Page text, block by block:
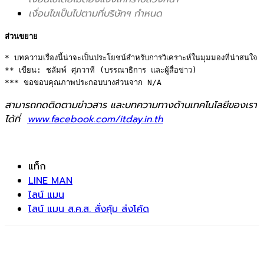
เงื่อนไขเป็นไปตามที่บริษัทฯ กำหนด
ส่วนขยาย
* บทความเรื่องนี้น่าจะเป็นประโยชน์สำหรับการวิเคราะห์ในมุมมองที่น่าสนใจ
** เขียน: ชลัมพ์ ศุภวาที (บรรณาธิการ และผู้สื่อข่าว)
*** ขอขอบคุณภาพประกอบบางส่วนจาก N/A
สามารถกดติดตามข่าวสาร และบทความทางด้านเทคโนโลยีของเรา
ได้ที่ www.facebook.com/itday.in.th
แท็ก
LINE MAN
ไลน์ แมน
ไลน์ แมน ส.ค.ส. สั่งคุ้ม ส่งโค้ด